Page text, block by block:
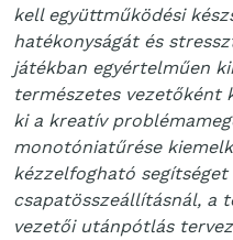
kell együttműködési
hatékonyságát és
játékban egyértelműen
természetes vezetőként
ki a kreatív
monotóniatűrése
kézzelfogható
csapatösszeállításnál, a
vezetői utánpótlás